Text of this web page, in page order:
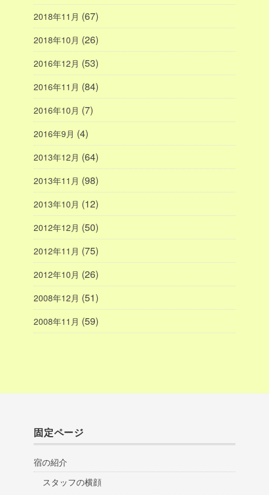
2018年11月 (67)
2018年10月 (26)
2016年12月 (53)
2016年11月 (84)
2016年10月 (7)
2016年9月 (4)
2013年12月 (64)
2013年11月 (98)
2013年10月 (12)
2012年12月 (50)
2012年11月 (75)
2012年10月 (26)
2008年12月 (51)
2008年11月 (59)
固定ページ
宿の紹介
スタッフの横顔